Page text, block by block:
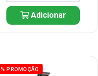
Adicionar
% PROMOÇÃO